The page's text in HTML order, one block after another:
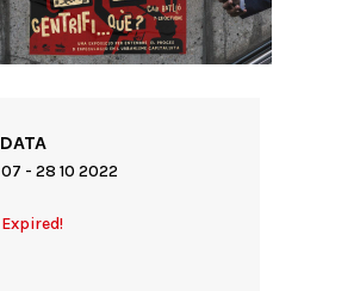
DATA
07 - 28 10 2022
Expired!